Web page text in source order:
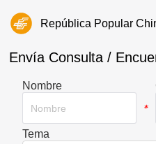
República Popular
Envía Consulta /
Nombre
*
Tema